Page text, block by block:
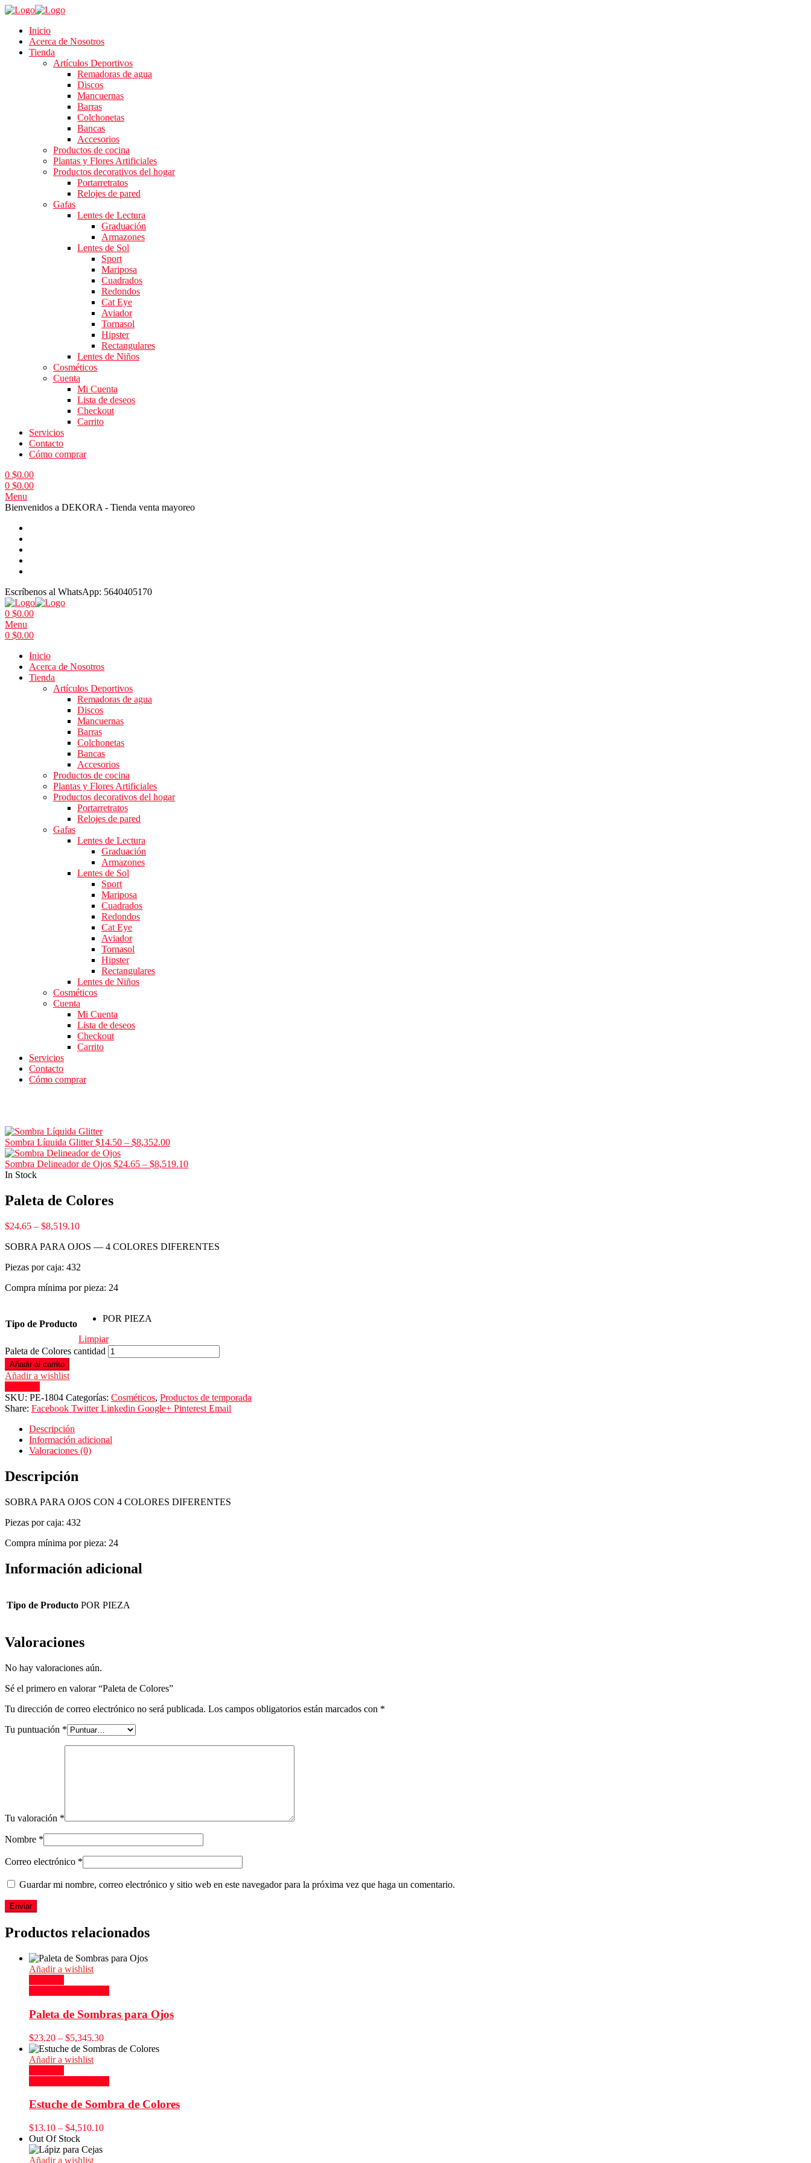
Inicio
Acerca de Nosotros
Tienda
Artículos Deportivos
Remadoras de agua
Discos
Mancuernas
Barras
Colchonetas
Bancas
Accesorios
Productos de cocina
Plantas y Flores Artificiales
Productos decorativos del hogar
Portarretratos
Relojes de pared
Gafas
Lentes de Lectura
Graduación
Armazones
Lentes de Sol
Sport
Mariposa
Cuadrados
Redondos
Cat Eye
Aviador
Tornasol
Hipster
Rectangulares
Lentes de Niños
Cosméticos
Cuenta
Mi Cuenta
Lista de deseos
Checkout
Carrito
Servicios
Contacto
Cómo comprar
0 $0.00
0 $0.00
Menu
Bienvenidos a DEKORA - Tienda venta mayoreo
Escríbenos al WhatsApp: 5640405170
0 $0.00
Menu
0 $0.00
Inicio
Acerca de Nosotros
Tienda
Artículos Deportivos
Remadoras de agua
Discos
Mancuernas
Barras
Colchonetas
Bancas
Accesorios
Productos de cocina
Plantas y Flores Artificiales
Productos decorativos del hogar
Portarretratos
Relojes de pared
Gafas
Lentes de Lectura
Graduación
Armazones
Lentes de Sol
Sport
Mariposa
Cuadrados
Redondos
Cat Eye
Aviador
Tornasol
Hipster
Rectangulares
Lentes de Niños
Cosméticos
Cuenta
Mi Cuenta
Lista de deseos
Checkout
Carrito
Servicios
Contacto
Cómo comprar
Sombra Líquida Glitter $14.50 – $8,352.00
Sombra Delineador de Ojos $24.65 – $8,519.10
In Stock
Paleta de Colores
$24.65 – $8,519.10
SOBRA PARA OJOS — 4 COLORES DIFERENTES
Piezas por caja: 432
Compra mínima por pieza: 24
Tipo de Producto
POR PIEZA
Limpiar
Paleta de Colores cantidad
Añadir al carrito
Añadir a wishlist
SKU: PE-1804 Categorías: Cosméticos, Productos de temporada
Share: Facebook Twitter Linkedin Google+ Pinterest Email
Descripción
Información adicional
Valoraciones (0)
Descripción
SOBRA PARA OJOS CON 4 COLORES DIFERENTES
Piezas por caja: 432
Compra mínima por pieza: 24
Información adicional
Tipo de Producto POR PIEZA
Valoraciones
No hay valoraciones aún.
Sé el primero en valorar “Paleta de Colores”
Tu dirección de correo electrónico no será publicada. Los campos obligatorios están marcados con *
Tu puntuación *
Tu valoración *
Nombre *
Correo electrónico *
Guardar mi nombre, correo electrónico y sitio web en este navegador para la próxima vez que haga un comentario.
Productos relacionados
Añadir a wishlist
Paleta de Sombras para Ojos
$23.20 – $5,345.30
Añadir a wishlist
Estuche de Sombra de Colores
$13.10 – $4,510.10
Out Of Stock
Añadir a wishlist